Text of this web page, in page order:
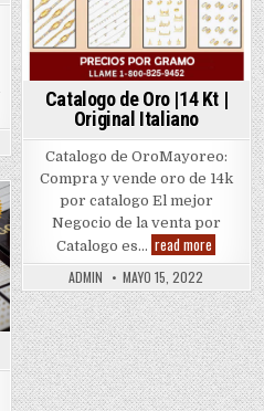
Catalogo de Oro |14 Kt |
Original Italiano
​Catalogo de OroMayoreo:
Compra y vende oro de 14k
por catalogo El mejor
Negocio de la venta por
Catalogo es… read more Catalogo
de
|14
Kt
|
Original
Italiano
ADMIN MAYO 15, 2022